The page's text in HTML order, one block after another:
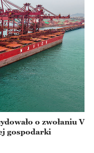
o zwołaniu V
gospodarki